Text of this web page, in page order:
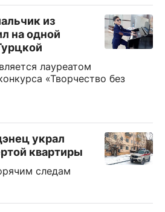
из
на одной
лауреатом
«Творчество без
украл
квартиры
следам